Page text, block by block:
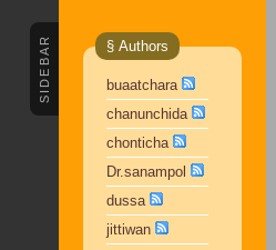
SIDEBAR § Authors
buaatchara
chanunchida
chonticha
Dr.sanampol
dussa
jittiwan